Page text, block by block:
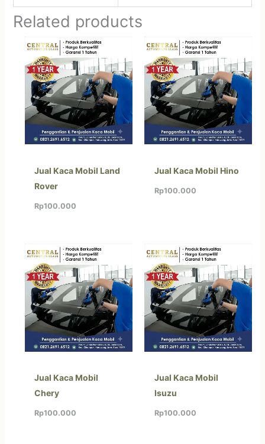
Related products
Jual Kaca Mobil Land
Rover
Rp100.000
Jual Kaca Mobil Hino
Rp100.000
Jual Kaca Mobil
Chery
Rp100.000
Jual Kaca Mobil
Isuzu
Rp100.000